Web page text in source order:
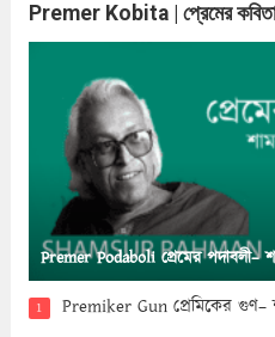
Premer Kobita | প্রেমের কবিতা
Premer Podaboli প্রেমের পদাবলী–
1 Premiker Gun প্রেমিকের